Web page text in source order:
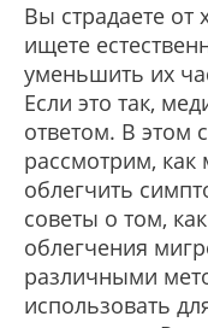
Вы страдаете от
ищете
уменьшить их
Если это так,
ответом. В этом
рассмотрим,
облегчить
советы о том,
облегчения
различными
использовать